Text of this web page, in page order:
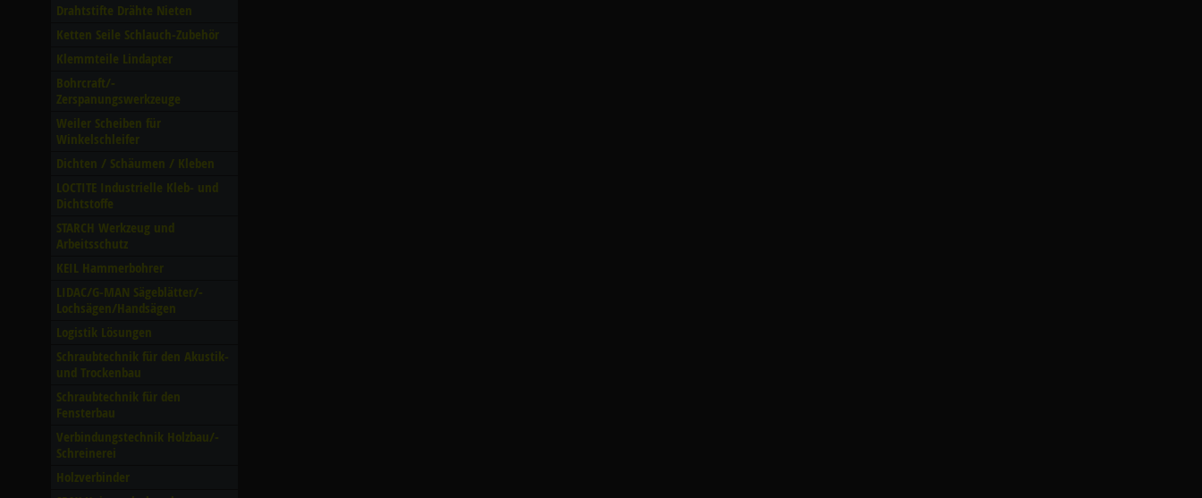
Drahtstifte Drähte Nieten
Ketten Seile Schlauch-Zubehör
Klemmteile Lindapter
Bohrcraft/­
Zerspanungswerkzeuge
Weiler Scheiben für
Winkelschleifer
Dichten /­ Schäumen /­ Kleben
LOCTITE Industrielle Kleb- und
Dichtstoffe
STARCH Werkzeug und
Arbeitsschutz
KEIL Hammerbohrer
LIDAC/­G-MAN Sägeblätter/­
Lochsägen/­Handsägen
Logistik Lösungen
Schraubtechnik für den Akustik-
und Trockenbau
Schraubtechnik für den
Fensterbau
Verbindungstechnik Holzbau/­
Schreinerei
Holzverbinder